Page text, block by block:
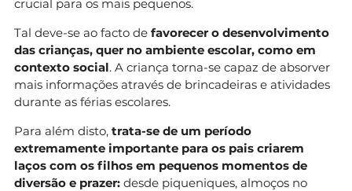
crucial para os mais pequenos.
Tal deve-se ao facto de favorecer o desenvolvimento
das crianças, quer no ambiente escolar, como em
contexto social. A criança torna-se capaz de absorver
mais informações através de brincadeiras e atividades
durante as férias escolares.
Para além disto, trata-se de um período
extremamente importante para os pais criarem
laços com os filhos em pequenos momentos de
diversão e prazer: desde piqueniques, almoços no